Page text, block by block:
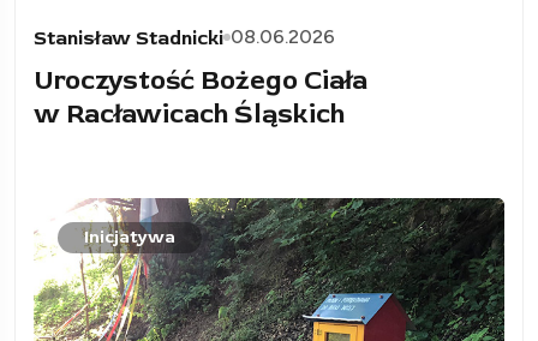
Stanisław Stadnicki 08.06.2026
Uroczystość Bożego Ciała
w Racławicach Śląskich
Inicjatywa